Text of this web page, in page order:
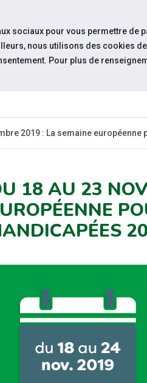
QUI SOMMES-
2019 : La semaine
18 AU 23
sociaux pour vous permettre de
nous utilisons des cookies de
Pour plus de